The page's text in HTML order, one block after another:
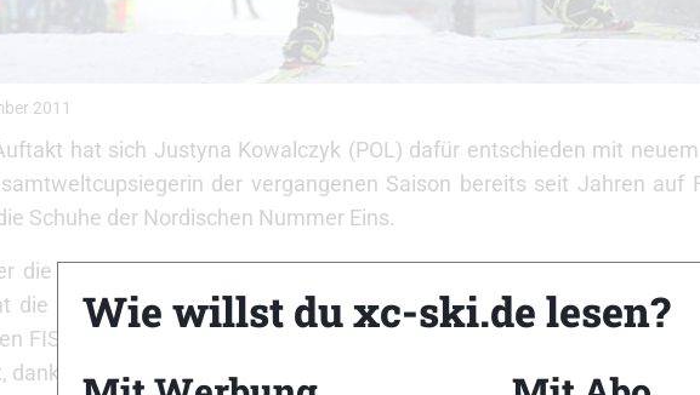
2011
hat sich Justyna Kowalczyk (POL) dafür entschieden mit
der vergangenen Saison bereits seit Jahren auf
Schuhe der Nordischen Nummer Eins.
die erfolgreichste Ski- und Schuhmarke im Weltcup – das hat die
die 28-Jährige mit den RCS Carbonlite Classic Schuh hervorragend
FIS-Rennen am vergangenen Wochenende in Muonio (FIN) unter
der WC Carbon Cuff, ihrem kraftvollen Laufstil sehr entgegen.
Wie willst du xc-ski.de lesen?